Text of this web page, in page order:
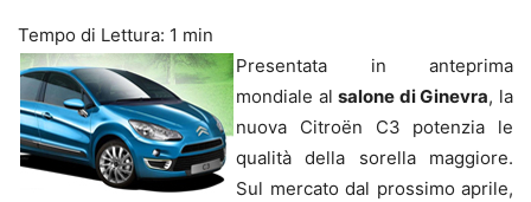
Presentata in anteprima
mondiale alsalone di Ginevra, la
nuova Citroën C3 potenzia le
qualità della sorella maggiore.
Sul mercato dal prossimo aprile,